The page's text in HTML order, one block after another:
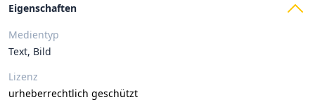
Eigenschaften
Medientyp
Text, Bild
Lizenz
urheberrechtlich geschützt